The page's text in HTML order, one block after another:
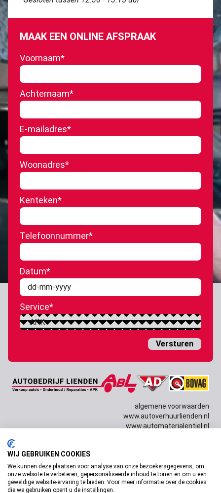
MAAK EEN ONLINE AFSPRAAK
Voornaam*
Achternaam*
E-mailadres*
Woonadres*
Kenteken*
Telefoonnummer*
Datum*
DD
dash
MM
dash
Service*
algemene voorwaarden
www.autoverhuurlienden.nl
www.automaterialentiel.nl
Copyright © 2026 Autobedrijf Lienden Design door
Willem van Dam
WIJ GEBRUIKEN COOKIES
We kunnen deze plaatsen voor analyse van onze bezoekersgegevens, om
onze website te verbeteren, gepersonaliseerde inhoud te tonen en om u een
geweldige website-ervaring te bieden. Voor meer informatie over de cookies
die we gebruiken opent u de instellingen.